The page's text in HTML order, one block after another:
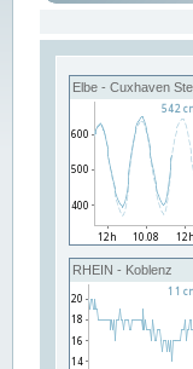
Elbe - Cuxhaven
RHEIN - Koblenz